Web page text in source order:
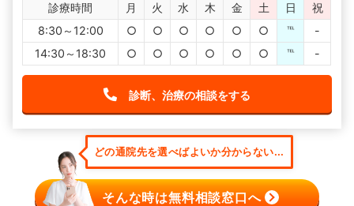
診療時間 月 火 水 木 金 土 日
祝
8:30～12:00
○ ○ ○ ○ ○ ○ ℡
-
14:30～18:30
○ ○ ○ ○ ○ ○ ℡ -
診断、治療の相談をする
どの通院先を選べばよいか分からない...
そんな時は無料相談窓口へ